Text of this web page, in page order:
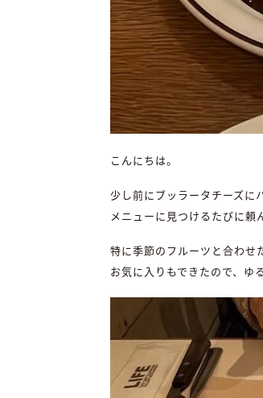
こんにちは。
少し前にブッラータチーズに
メニューに見つけるたびに頼
特に季節のフルーツと合わせ
お気に入りもできたので、ゆ